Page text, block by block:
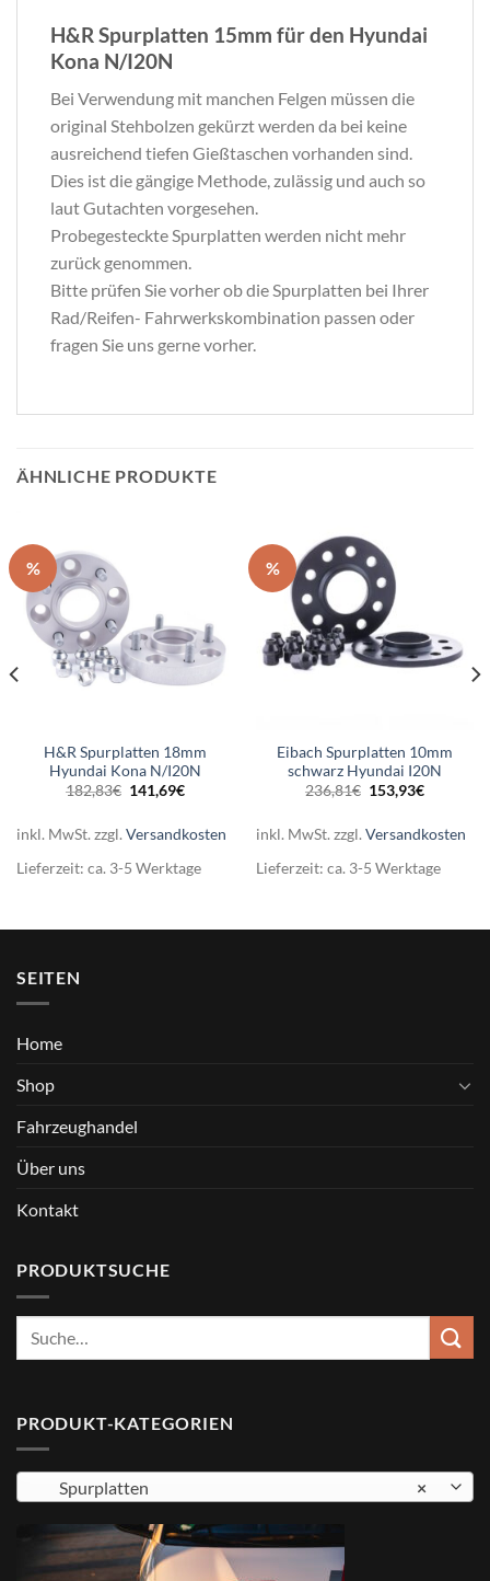
H&R Spurplatten 15mm für den Hyundai
Kona N/I20N
Bei Verwendung mit manchen Felgen müssen die
original Stehbolzen gekürzt werden da bei keine
ausreichend tiefen Gießtaschen vorhanden sind.
Dies ist die gängige Methode, zulässig und auch so
laut Gutachten vorgesehen.
Probegesteckte Spurplatten werden nicht mehr
zurück genommen.
Bitte prüfen Sie vorher ob die Spurplatten bei Ihrer
Rad/Reifen- Fahrwerkskombination passen oder
fragen Sie uns gerne vorher.
ÄHNLICHE PRODUKTE
%
H&R Spurplatten 18mm
Hyundai Kona N/I20N
182,83€ Ursprünglicher
Preis
182,83€
141,69€Aktueller
141,69€.
inkl. MwSt. zzgl. Versandkosten
Lieferzeit: ca. 3-5 Werktage
%
Eibach Spurplatten 10mm
schwarz Hyundai I20N
236,81€ Ursprünglicher
Preis
236,81€
153,93€Aktueller
153,93€.
inkl. MwSt. zzgl. Versandkosten
Lieferzeit: ca. 3-5 Werktage
SEITEN
Home
Shop
Fahrzeughandel
Über uns
Kontakt
PRODUKTSUCHE
PRODUKT-KATEGORIEN
×
Spurplatten